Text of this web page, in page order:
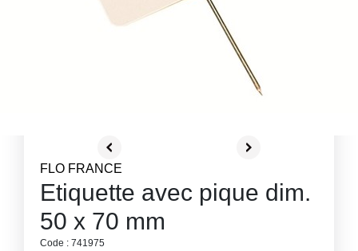
FLO FRANCE
Etiquette avec pique dim.
50 x 70 mm
Code : 741975